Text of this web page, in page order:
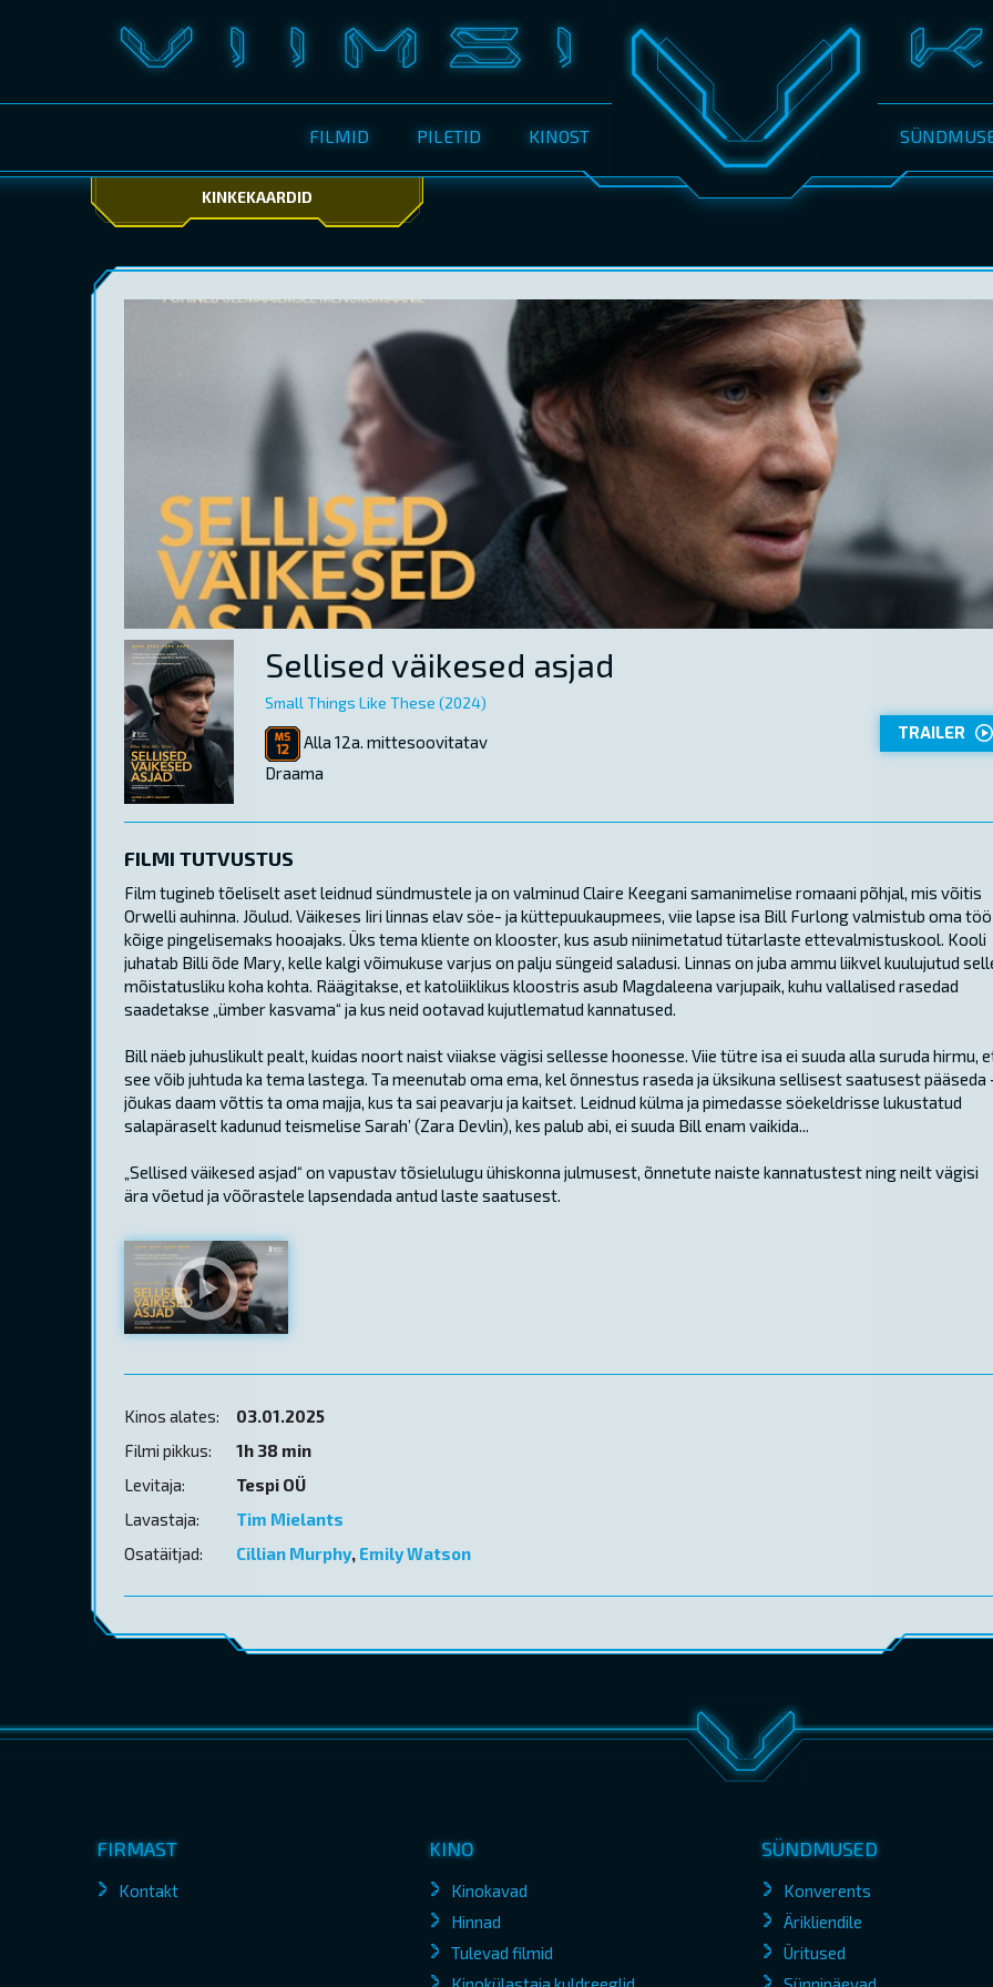
FILMID PILETID KINOST
KINKEKAARDID
Sellised väikesed asjad
Small Things Like These (2024)
Alla 12a. mittesoovitatav
Draama
TRAILER
FILMI TUTVUSTUS
Film tugineb tõeliselt aset leidnud sündmustele ja on valminud Claire Keegani samanimelise romaani põhjal, mis võitis
Orwelli auhinna. Jõulud. Väikeses Iiri linnas elav söe- ja küttepuukaupmees, viie lapse isa Bill Furlong valmistub oma töö
kõige pingelisemaks hooajaks. Üks tema kliente on klooster, kus asub niinimetatud tütarlaste ettevalmistuskool. Kooli
juhatab Billi õde Mary, kelle kalgi võimukuse varjus on palju süngeid saladusi. Linnas on juba ammu liikvel kuulujutud
mõistatusliku koha kohta. Räägitakse, et katoliiklikus kloostris asub Magdaleena varjupaik, kuhu vallalised rasedad
saadetakse „ümber kasvama“ ja kus neid ootavad kujutlematud kannatused.
Bill näeb juhuslikult pealt, kuidas noort naist viiakse vägisi sellesse hoonesse. Viie tütre isa ei suuda alla suruda hirmu,
see võib juhtuda ka tema lastega. Ta meenutab oma ema, kel õnnestus raseda ja üksikuna sellisest saatusest pääseda
jõukas daam võttis ta oma majja, kus ta sai peavarju ja kaitset. Leidnud külma ja pimedasse söekeldrisse lukustatud
salapäraselt kadunud teismelise Sarah’ (Zara Devlin), kes palub abi, ei suuda Bill enam vaikida...
„Sellised väikesed asjad“ on vapustav tõsielulugu ühiskonna julmusest, õnnetute naiste kannatustest ning neilt vägisi
ära võetud ja võõrastele lapsendada antud laste saatusest.
Kinos alates:
03.01.2025
Filmi pikkus:
1h 38 min
Levitaja:
Tespi OÜ
Lavastaja:
Tim Mielants
Osatäitjad:
Cillian Murphy, Emily Watson
FIRMAST
Kontakt
KINO
Kinokavad
Hinnad
Tulevad filmid
SÜNDMUSED
Konverents
Ärikliendile
Üritused